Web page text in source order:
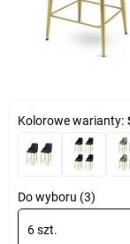
Kolorowe warianty:
Do wyboru (3)
6 szt.